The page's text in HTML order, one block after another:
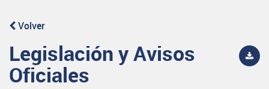
Volver
Legislación y Avisos
Oficiales